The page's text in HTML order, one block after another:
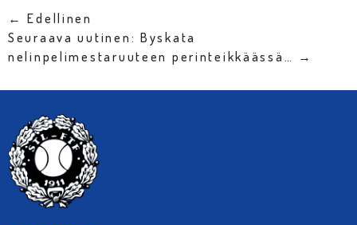
← Edellinen
Seuraava uutinen: Byskata
nelinpelimestaruuteen perinteikkäässä… →